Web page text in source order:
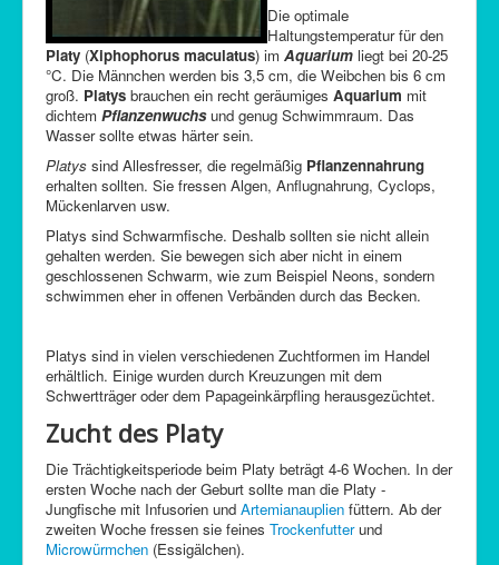
Die optimale
Haltungstemperatur für den
Platy (Xiphophorus maculatus) im Aquarium liegt bei 20-25
°C. Die Männchen werden bis 3,5 cm, die Weibchen bis 6 cm
groß. Platys brauchen ein recht geräumiges Aquarium mit
dichtem Pflanzenwuchsund genug Schwimmraum. Das
Wasser sollte etwas härter sein.
Platys sind Allesfresser, die regelmäßig Pflanzennahrung
erhalten sollten. Sie fressen Algen, Anflugnahrung, Cyclops,
Mückenlarven usw.
Platys sind Schwarmfische. Deshalb sollten sie nicht allein
gehalten werden. Sie bewegen sich aber nicht in einem
geschlossenen Schwarm, wie zum Beispiel Neons, sondern
schwimmen eher in offenen Verbänden durch das Becken.
Platys sind in vielen verschiedenen Zuchtformen im Handel
erhältlich. Einige wurden durch Kreuzungen mit dem
Schwertträger oder dem Papageinkärpfling herausgezüchtet.
Zucht des Platy
Die Trächtigkeitsperiode beim Platy beträgt 4-6 Wochen. In der
ersten Woche nach der Geburt sollte man die Platy -
Jungfische mit Infusorien und Artemianauplien füttern. Ab der
zweiten Woche fressen sie feines Trockenfutterund
Microwürmchen (Essigälchen).